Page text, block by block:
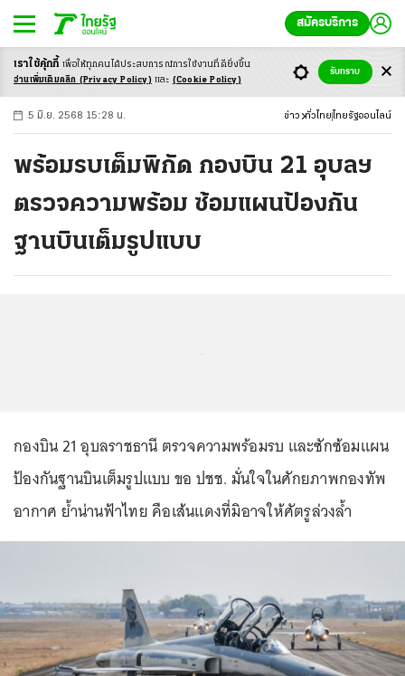
สมัครบริการ
-ก ก ก+
5 มิ.ย. 2568 15:28 น. ข่าว ทั่วไทย ไทยรัฐออนไลน์
พร้อมรบเต็มพิกัด กองบิน 21 อุบลฯ
ตรวจความพร้อม ซ้อมแผนป้องกัน
ฐานบินเต็มรูปแบบ
กองบิน 21 อุบลราชธานี ตรวจความพร้อมรบ และซักซ้อมแผน
ป้องกันฐานบินเต็มรูปแบบ ขอ ปชช. มั่นใจในศักยภาพกองทัพ
อากาศ ย้ำน่านฟ้าไทย คือเส้นแดงที่มิอาจให้ศัตรูล่วงล้ำ
เราใช้คุ้กกี้ เพื่อให้ทุกคนได้ประสบการณ์การใช้งานที่ดียิ่งขึ้น
อ่านเพิ่มเติมคลิก (Privacy Policy) และ (Cookie Policy)
รับทราบ